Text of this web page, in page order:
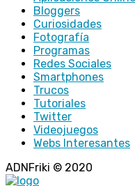
Bloggers
Curiosidades
Fotografía
Programas
Redes Sociales
Smartphones
Trucos
Tutoriales
Twitter
Videojuegos
Webs Interesantes
ADNFriki © 2020